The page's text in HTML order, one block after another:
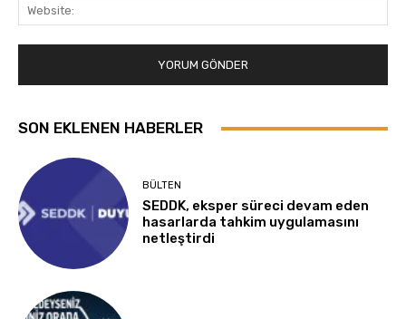
SON EKLENEN HABERLER
BÜLTEN
SEDDK, eksper süreci devam eden
hasarlarda tahkim uygulamasını
netleştirdi